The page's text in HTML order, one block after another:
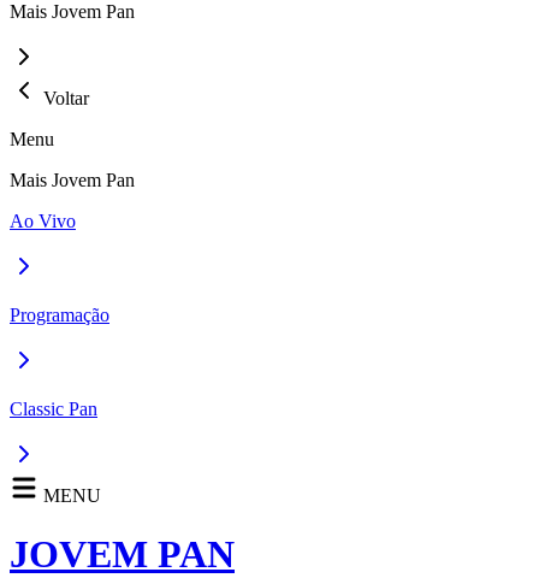
Mais Jovem Pan
Voltar
Menu
Mais Jovem Pan
Ao Vivo
Programação
Classic Pan
MENU
JOVEM PAN